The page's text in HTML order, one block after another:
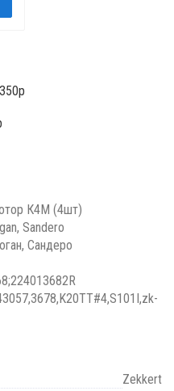
К4М (4шт)
Sandero
Сандеро
Zekkert